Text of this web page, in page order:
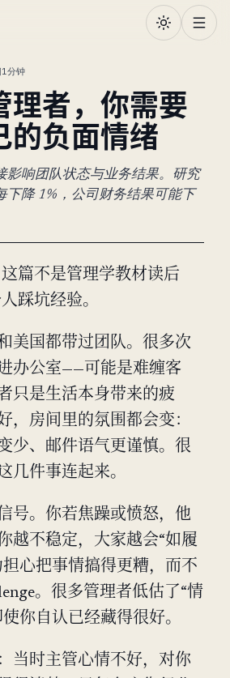
1分钟
理者，你需要
的负面情绪
影响团队状态与业务结果。研究
下降 1%，公司财务结果可能下
篇不是管理学教材读后
踩坑经验。
美国都带过团队。很多次
办公室——可能是难缠客
只是生活本身带来的疲
，房间里的氛围都会变：
少、邮件语气更谨慎。很
几件事连起来。
号。你若焦躁或愤怒，他
越不稳定，大家越会“如履
心把事情搞得更糟，而不
。很多管理者低估了“情
你自认已经藏得很好。
当时主管心情不好，对你